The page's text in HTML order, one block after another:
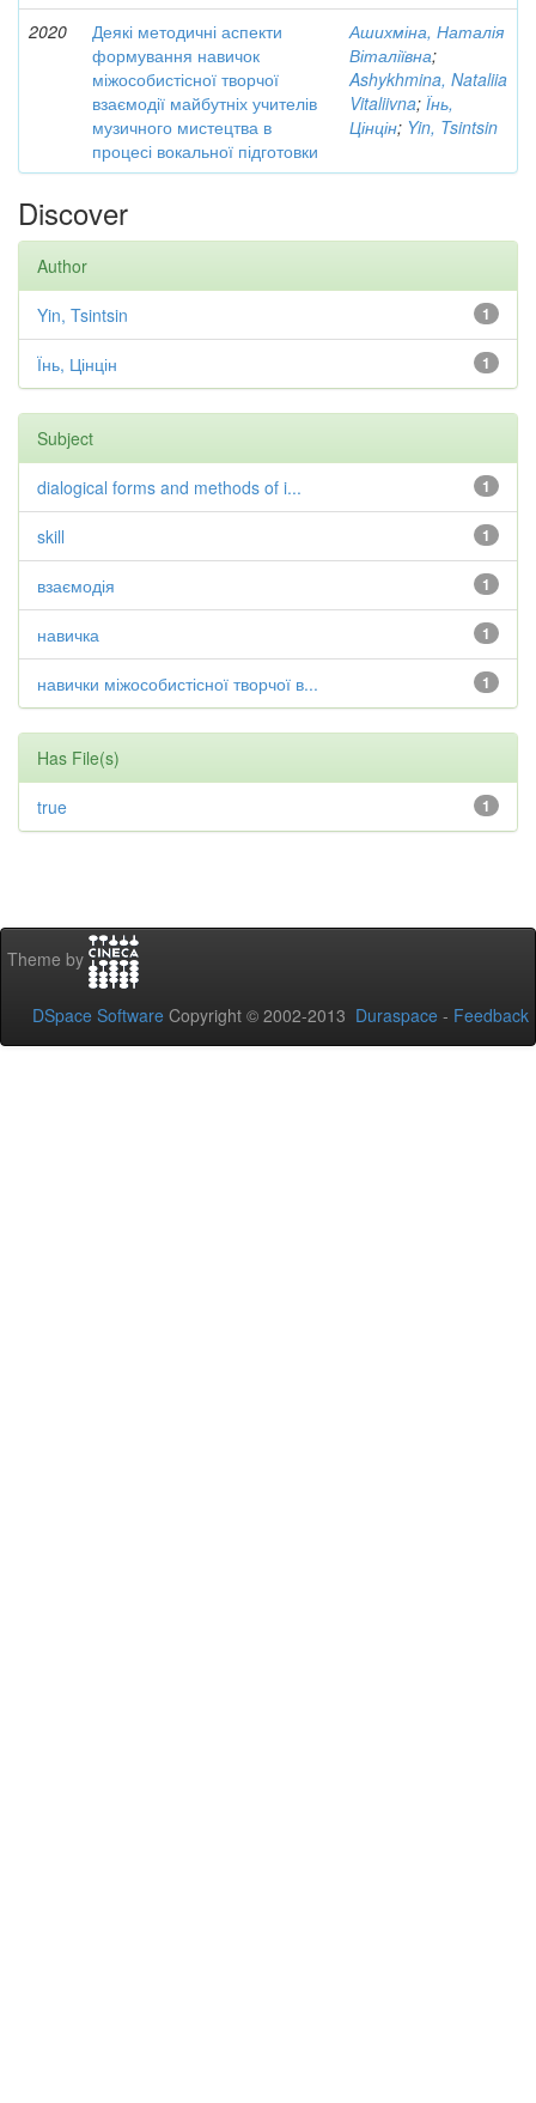
2020
Деякі методичні аспекти
формування навичок
міжособистісної творчої
взаємодії майбутніх учителів
музичного мистецтва в
процесі вокальної підготовки
Ашихміна, Наталія
Віталіївна;
Ashykhmina, Nataliia
Vitaliivna; Їнь,
Цінцін; Yin, Tsintsin
Discover
Author
1
Yin, Tsintsin
1
Їнь, Цінцін
Subject
1
dialogical forms and methods of i...
1
skill
1
взаємодія
1
навичка
1
навички міжособистісної творчої в...
Has File(s)
1
true
Theme by
DSpace Software Copyright © 2002-2013 Duraspace - Feedback